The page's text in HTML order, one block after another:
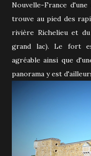
Nouvelle-France
trouve au pied des
rivière Richelieu et
grand lac). Le fort
agréable ainsi que
panorama y est